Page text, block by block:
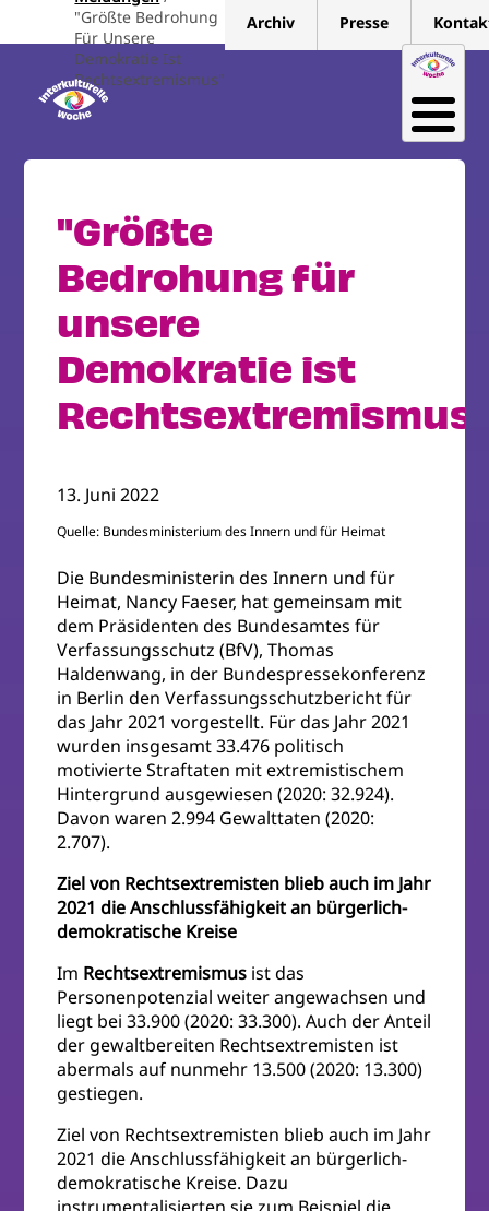
"Größte Bedrohung
Für Unsere
Demokratie Ist
Rechtsextremismus"
Archiv Presse
"Größte
Bedrohung für
unsere
Demokratie ist
13. Juni 2022
Quelle: Bundesministerium des Innern und für Heimat
Die Bundesministerin des Innern und für
Heimat, Nancy Faeser, hat gemeinsam mit
dem Präsidenten des Bundesamtes für
Verfassungsschutz (BfV), Thomas
Haldenwang, in der Bundespressekonferenz
in Berlin den Verfassungsschutzbericht für
das Jahr 2021 vorgestellt. Für das Jahr 2021
wurden insgesamt 33.476 politisch
motivierte Straftaten mit extremistischem
Hintergrund ausgewiesen (2020: 32.924).
Davon waren 2.994 Gewalttaten (2020:
2.707).
Ziel von Rechtsextremisten blieb auch im Jahr
2021 die Anschlussfähigkeit an bürgerlich-
demokratische Kreise
Im Rechtsextremismus ist das
Personenpotenzial weiter angewachsen und
liegt bei 33.900 (2020: 33.300). Auch der Anteil
der gewaltbereiten Rechtsextremisten ist
abermals auf nunmehr 13.500 (2020: 13.300)
gestiegen.
Ziel von Rechtsextremisten blieb auch im Jahr
2021 die Anschlussfähigkeit an bürgerlich-
demokratische Kreise. Dazu